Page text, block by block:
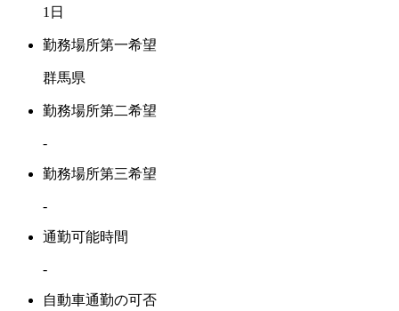
1日
勤務場所第一希望
群馬県
勤務場所第二希望
-
勤務場所第三希望
-
通勤可能時間
-
自動車通勤の可否